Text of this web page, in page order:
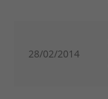
28/02/2014